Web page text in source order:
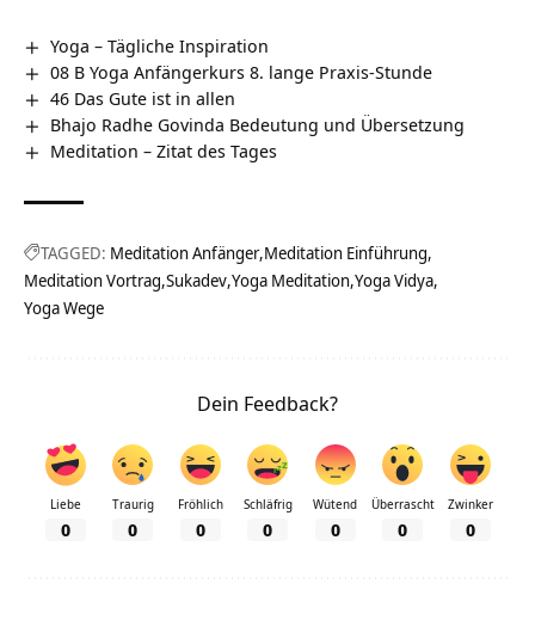
Yoga – Tägliche Inspiration
08 B Yoga Anfängerkurs 8. lange Praxis-Stunde
46 Das Gute ist in allen
Bhajo Radhe Govinda Bedeutung und Übersetzung
Meditation – Zitat des Tages
TAGGED: Meditation Anfänger Meditation Einführung
Meditation Vortrag Sukadev Yoga Meditation Yoga Vidya
Yoga Wege
Dein Feedback?
Liebe
0
Traurig
0
Fröhlich
0
Schläfrig
0
Wütend
0
Überrascht
0
Zwinker
0